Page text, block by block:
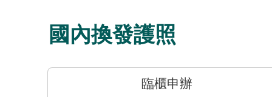
國內換發護照
臨櫃申辦